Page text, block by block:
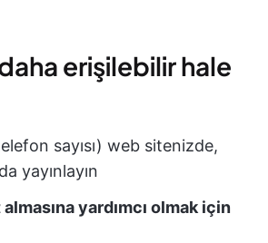
daha erişilebilir hale
sayısı) web sitenizde,
yayınlayın
yardımcı olmak için